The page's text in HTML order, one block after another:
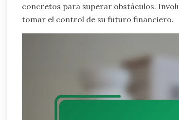
concretos para superar obstáculos.
tomar el control de su futuro financiero.